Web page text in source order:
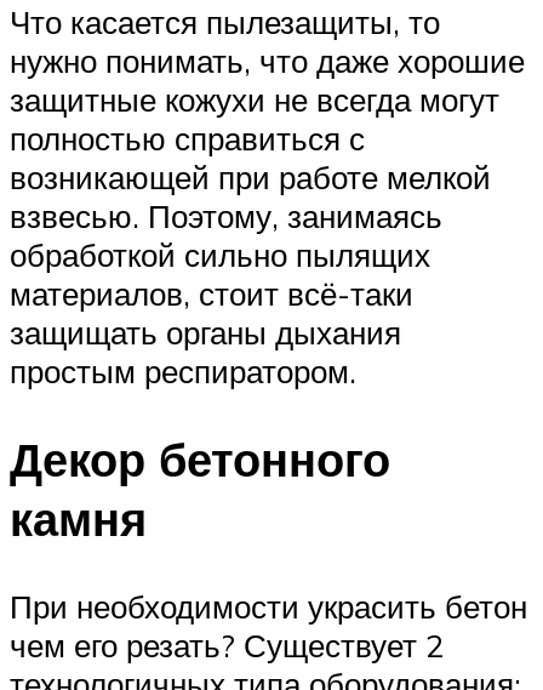
Что касается пылезащиты, то
нужно понимать, что даже хорошие
защитные кожухи не всегда могут
полностью справиться с
возникающей при работе мелкой
взвесью. Поэтому, занимаясь
обработкой сильно пылящих
материалов, стоит всё-таки
защищать органы дыхания
простым респиратором.
Декор бетонного
камня
При необходимости украсить бетон
чем его резать? Существует 2